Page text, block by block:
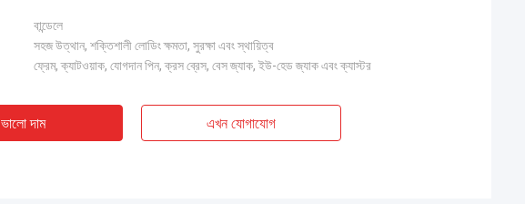
বান্ডেলে
সহজ উত্থান, শক্তিশালী লোডিং ক্ষমতা, সুরক্ষা এবং স্থায়িত্ব
ফ্রেম, ক্যাটওয়াক, যোগদান পিন, ক্রস ব্রেস, বেস জ্যাক, ইউ-হেড জ্যাক এবং ক্যাস্টর
ভালো দাম এখন যোগাযোগ